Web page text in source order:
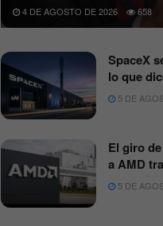
4 DE AGOSTO DE 2026 658
SpaceX
lo que
5 DE
El giro
a AMD
5 DE